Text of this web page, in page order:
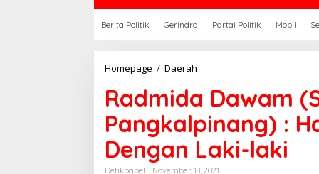
Berita Politik Gerindra Partai Politik Mobil
Homepage / Daerah
d
m
i
d
a
D
a
Radmida Dawam
Pangkalpinang) :
Dengan Laki-laki
Detikbabel
November 18, 2021